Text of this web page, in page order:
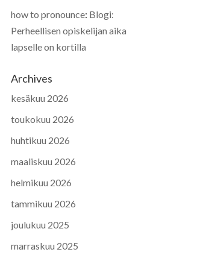
how to pronounce: Blogi:
Perheellisen opiskelijan aika
lapselle on kortilla
Archives
kesäkuu 2026
toukokuu 2026
huhtikuu 2026
maaliskuu 2026
helmikuu 2026
tammikuu 2026
joulukuu 2025
marraskuu 2025